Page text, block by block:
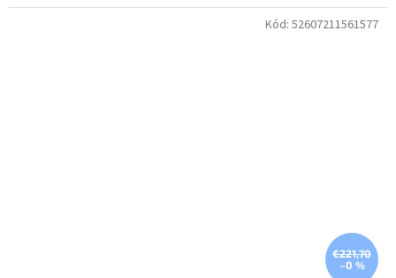
€221,70
–0 %
Kód: 52607211561577